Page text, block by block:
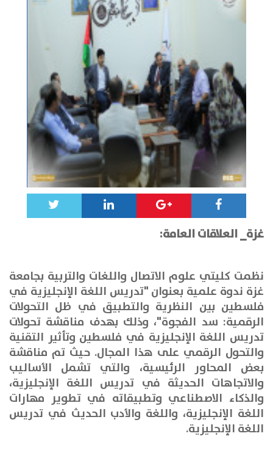
غزة_ العلاقات العامة:
نظمت كليتي علوم الاتصال واللغات والتربية بجامعة
غزة ندوة علمية بعنوان "تدريس اللغة الإنجليزية في
فلسطين بين النظرية والتطبيق في ظل التحولات
الرقمية: سد الفجوة"، وذلك بهدف مناقشة تحولات
تدريس اللغة الإنجليزية في فلسطين وتأثير التقنية
والتحول الرقمي على هذا المجال. حيث تم مناقشة
بعض المحاور الرئيسية، والتي تشمل الأساليب
والاتجاهات الحديثة في تدريس اللغة الإنجليزية،
والذكاء الاصطناعي وتطبيقاته في تطوير مهارات
اللغة الإنجليزية، واللغة والأدب الحديث في تدريس
اللغة الإنجليزية.